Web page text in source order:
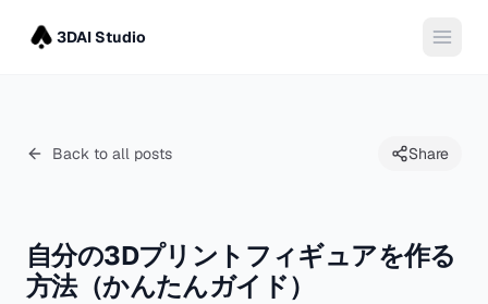
3DAI Studio
Back to all posts Share
自分の3Dプリントフィギュアを作る
方法（かんたんガイド）